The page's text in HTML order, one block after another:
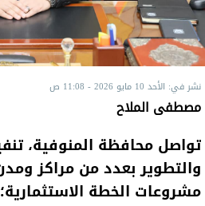
نشر في: الأحد 10 مايو 2026 - 11:08 ص
مصطفى الملاح
تواصل محافظة المنوفية،
والتطوير بعدد من مراكز
مشروعات الخطة